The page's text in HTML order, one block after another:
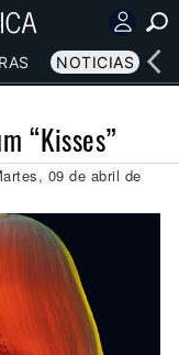
NOTICIAS
“Kisses”
09 de abril de